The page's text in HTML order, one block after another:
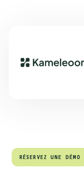
Sommaire
RÉSERVEZ UNE DÉMO
RÉSERVEZ UNE DÉMO